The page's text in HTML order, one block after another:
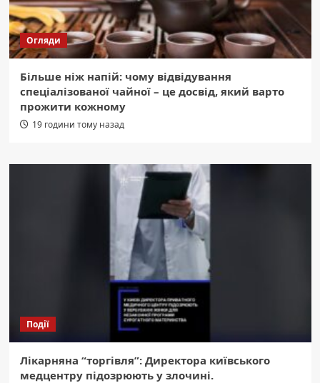
Огляди
Більше ніж напій: чому відвідування
спеціалізованої чайної – це досвід, який варто
прожити кожному
19 години тому назад
Події
Лікарняна “торгівля”: Директора київського
медцентру підозрюють у злочині.